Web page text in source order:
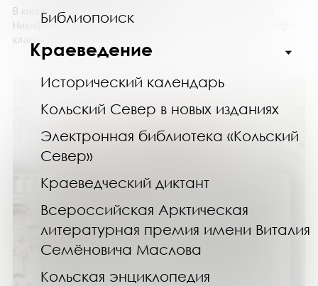
Библиопоиск
Краеведение
Исторический календарь
Кольский Север в новых изданиях
Электронная библиотека «Кольский
Север»
Краеведческий диктант
Всероссийская Арктическая
литературная премия имени Виталия
Семёновича Маслова
Кольская энциклопедия
В книге «Рукодельное путешествие по России» Татьяна
Никифорова предлагает не только подробнейшие мастер-
классы по изготовлению кукол, но ...